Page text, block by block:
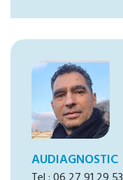
AUDIAGNOSTIC